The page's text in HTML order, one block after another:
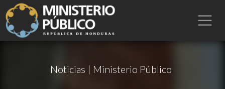
Noticias | Ministerio Público